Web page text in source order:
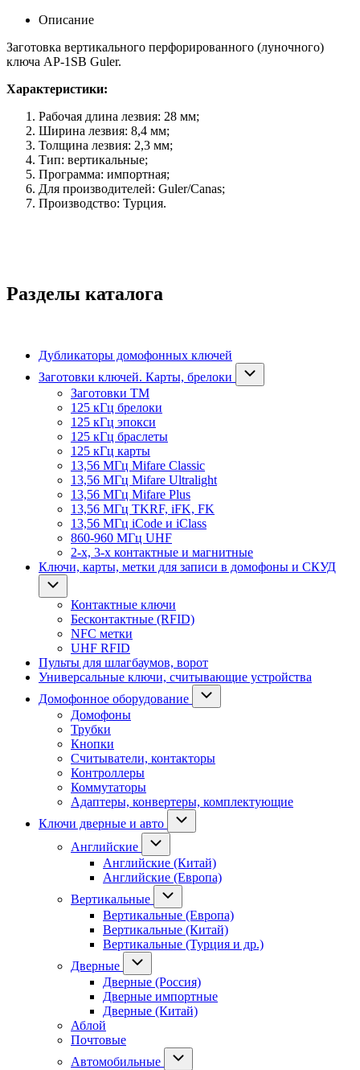
Описание
Заготовка вертикального перфорированного (луночного)
ключа AP-1SB Guler.
Характеристики:
Рабочая длина лезвия: 28 мм;
Ширина лезвия: 8,4 мм;
Толщина лезвия: 2,3 мм;
Тип: вертикальные;
Программа: импортная;
Для производителей: Guler/Canas;
Производство: Турция.
Разделы каталога
Дубликаторы домофонных ключей
Заготовки ключей. Карты, брелоки
Заготовки ТМ
125 кГц брелоки
125 кГц эпокси
125 кГц браслеты
125 кГц карты
13,56 МГц Mifare Classic
13,56 МГц Mifare Ultralight
13,56 МГц Mifare Plus
13,56 МГц TKRF, iFK, FK
13,56 МГц iCode и iClass
860-960 МГц UHF
2-х, 3-х контактные и магнитные
Ключи, карты, метки для записи в домофоны и СКУД
Контактные ключи
Бесконтактные (RFID)
NFC метки
UHF RFID
Пульты для шлагбаумов, ворот
Универсальные ключи, считывающие устройства
Домофонное оборудование
Домофоны
Трубки
Кнопки
Считыватели, контакторы
Контроллеры
Коммутаторы
Адаптеры, конвертеры, комплектующие
Ключи дверные и авто
Английские
Английские (Китай)
Английские (Европа)
Вертикальные
Вертикальные (Европа)
Вертикальные (Китай)
Вертикальные (Турция и др.)
Дверные
Дверные (Россия)
Дверные импортные
Дверные (Китай)
Аблой
Почтовые
Автомобильные